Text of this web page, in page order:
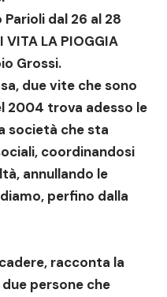
Parioli dal 26 al 28
VITA LA PIOGGIA
Grossi.
due vite che sono
2004 trova adesso le
società che sta
coordinandosi
annullando le
perfino dalla
racconta la
persone che